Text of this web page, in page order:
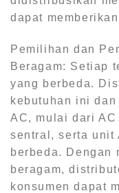
dapat
Pemilihan dan
Beragam: Setiap
yang berbeda.
kebutuhan ini
AC, mulai dari
sentral, serta unit
berbeda. Dengan
beragam,
konsumen dapat